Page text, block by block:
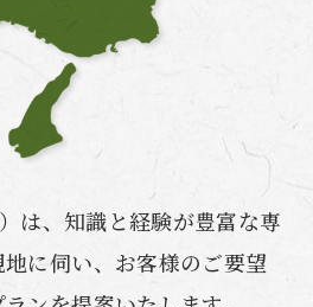
は、知識と経験が豊富な専
に伺い、お客様のご要望